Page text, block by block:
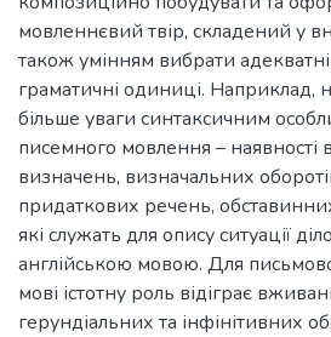
мовленнєвий твір, складений у
також умінням вибрати адекватні
граматичні одиниці. Наприклад,
більше уваги синтаксичним
писемного мовлення – наявності
визначень, визначальних
придаткових речень,
які служать для опису ситуації
англійською мовою. Для
мові істотну роль відіграє
герундіальних та інфінітивних